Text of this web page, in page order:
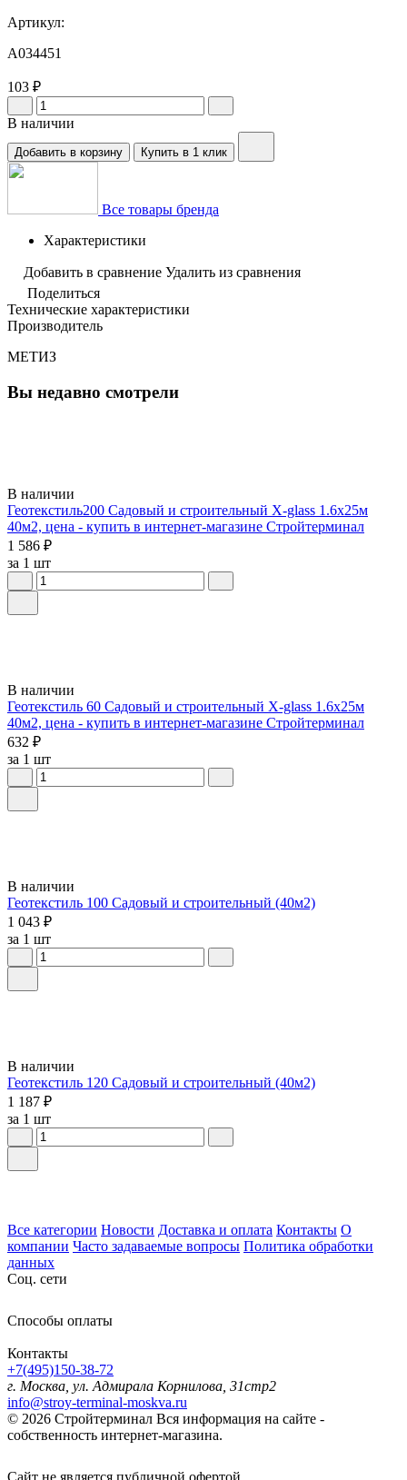
Артикул:
A034451
103 ₽
В наличии
Добавить в корзину Купить в 1 клик
Все товары бренда
Характеристики
Добавить в сравнение Удалить из сравнения
Поделиться
Технические характеристики
Производитель
МЕТИЗ
Вы недавно смотрели
В наличии
Геотекстиль200 Садовый и строительный X-glass 1.6х25м
40м2, цена - купить в интернет-магазине Стройтерминал
1 586 ₽
за 1 шт
В наличии
Геотекстиль 60 Садовый и строительный X-glass 1.6х25м
40м2, цена - купить в интернет-магазине Стройтерминал
632 ₽
за 1 шт
В наличии
Геотекстиль 100 Садовый и строительный (40м2)
1 043 ₽
за 1 шт
В наличии
Геотекстиль 120 Садовый и строительный (40м2)
1 187 ₽
за 1 шт
Все категории Новости Доставка и оплата Контакты О
компании Часто задаваемые вопросы Политика обработки
данных
Соц. сети
Способы оплаты
Контакты
+7(495)150-38-72
г. Москва, ул. Адмирала Корнилова, 31стр2
info@stroy-terminal-moskva.ru
© 2026 Стройтерминал Вся информация на сайте -
собственность интернет-магазина.